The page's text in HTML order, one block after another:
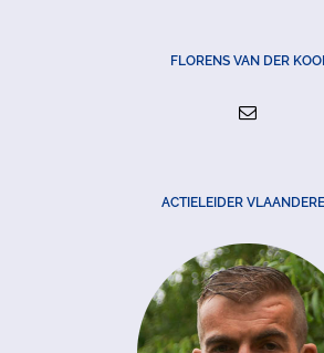
FLORENS VAN DER KOOI
ACTIELEIDER